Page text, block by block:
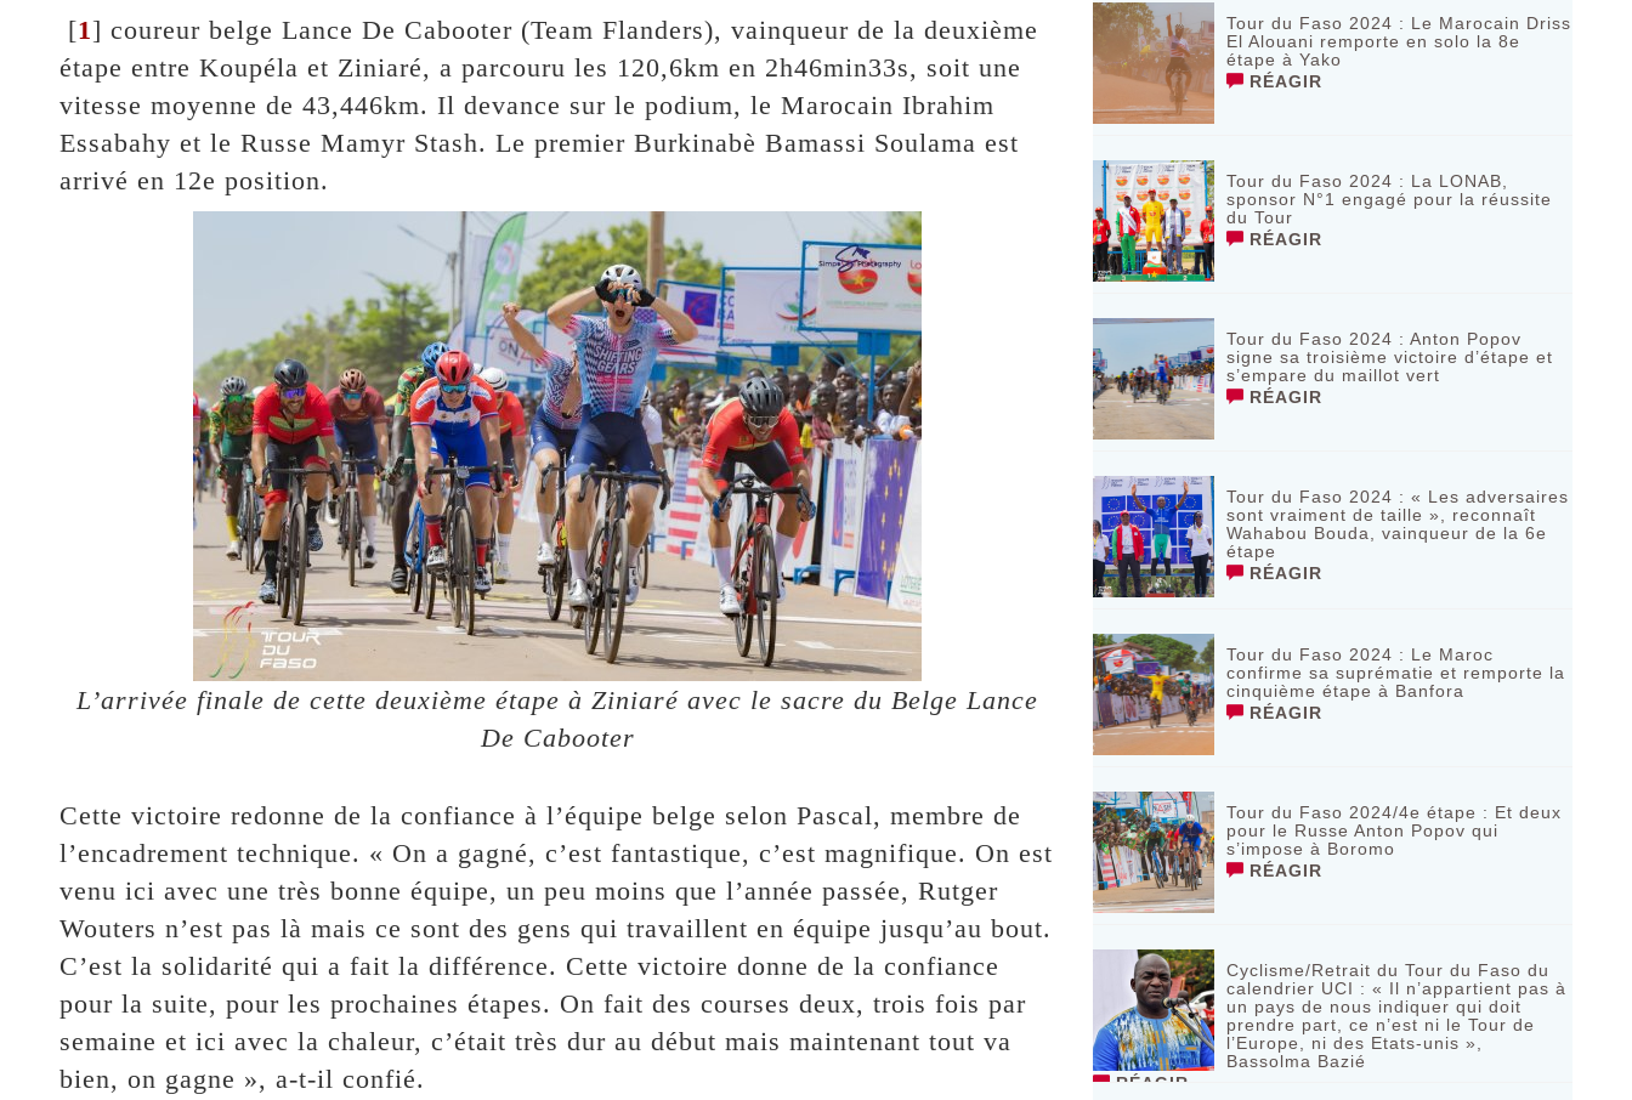
[1] coureur belge Lance De Cabooter (Team Flanders), vainqueur de la deuxième
étape entre Koupéla et Ziniaré, a parcouru les 120,6km en 2h46min33s, soit une
vitesse moyenne de 43,446km. Il devance sur le podium, le Marocain Ibrahim
Essabahy et le Russe Mamyr Stash. Le premier Burkinabè Bamassi Soulama est
arrivé en 12e position.
L’arrivée finale de cette deuxième étape à Ziniaré avec le sacre du Belge Lance
De Cabooter
Cette victoire redonne de la confiance à l’équipe belge selon Pascal, membre de
l’encadrement technique. « On a gagné, c’est fantastique, c’est magnifique. On est
venu ici avec une très bonne équipe, un peu moins que l’année passée, Rutger
Wouters n’est pas là mais ce sont des gens qui travaillent en équipe jusqu’au bout.
C’est la solidarité qui a fait la différence. Cette victoire donne de la confiance
pour la suite, pour les prochaines étapes. On fait des courses deux, trois fois par
semaine et ici avec la chaleur, c’était très dur au début mais maintenant tout va
bien, on gagne », a-t-il confié.
Tour du Faso 2024 : Le Marocain Driss
El Alouani remporte en solo la 8e
étape à Yako
RÉAGIR
Tour du Faso 2024 : La LONAB,
sponsor N°1 engagé pour la réussite
du Tour
RÉAGIR
Tour du Faso 2024 : Anton Popov
signe sa troisième victoire d’étape et
s’empare du maillot vert
RÉAGIR
Tour du Faso 2024 : « Les adversaires
sont vraiment de taille », reconnaît
Wahabou Bouda, vainqueur de la 6e
étape
RÉAGIR
Tour du Faso 2024 : Le Maroc
confirme sa suprématie et remporte la
cinquième étape à Banfora
RÉAGIR
Tour du Faso 2024/4e étape : Et deux
pour le Russe Anton Popov qui
s’impose à Boromo
RÉAGIR
Cyclisme/Retrait du Tour du Faso du
calendrier UCI : « Il n’appartient pas à
un pays de nous indiquer qui doit
prendre part, ce n’est ni le Tour de
l’Europe, ni des Etats-unis »,
Bassolma Bazié
RÉAGIR